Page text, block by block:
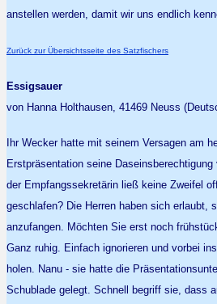
anstellen werden, damit wir uns endlich
Zurück zur Übersichtsseite des Satzfischers
Essigsauer
von Hanna Holthausen, 41469 Neuss
Ihr Wecker hatte mit seinem Versagen am
Erstpräsentation seine
der Empfangssekretärin ließ keine Zweifel
geschlafen? Die Herren haben sich erlaubt,
anzufangen. Möchten Sie erst noch
Ganz ruhig. Einfach ignorieren und vorbei
holen. Nanu - sie hatte die
Schublade gelegt. Schnell begriff sie, dass